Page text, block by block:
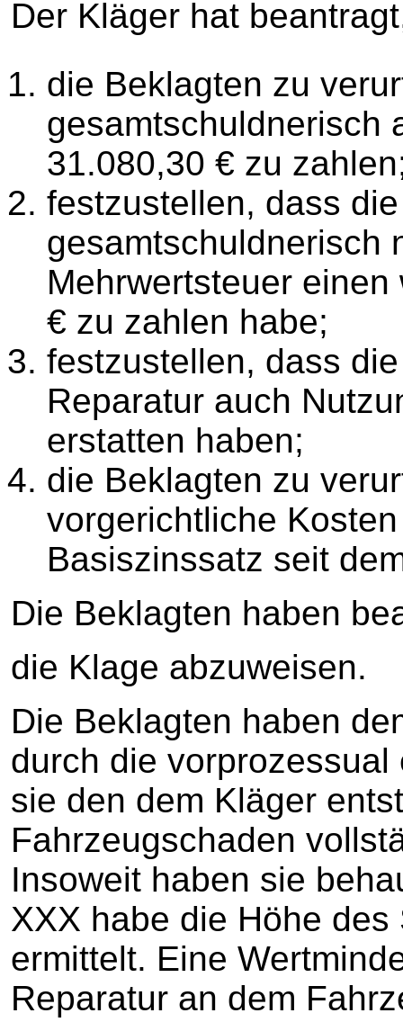
Der Kläger hat
die Beklagten zu
gesamtschuldnerisch
31.080,30 € zu
festzustellen, dass
gesamtschuldnerisch
Mehrwertsteuer
€ zu zahlen habe;
festzustellen, dass
Reparatur auch
erstatten haben;
die Beklagten zu
vorgerichtliche
Basiszinssatz seit
Die Beklagten haben
die Klage abzuweisen.
Die Beklagten haben
durch die
sie den dem Kläger
Fahrzeugschaden
Insoweit haben sie
XXX habe die Höhe
ermittelt. Eine
Reparatur an dem